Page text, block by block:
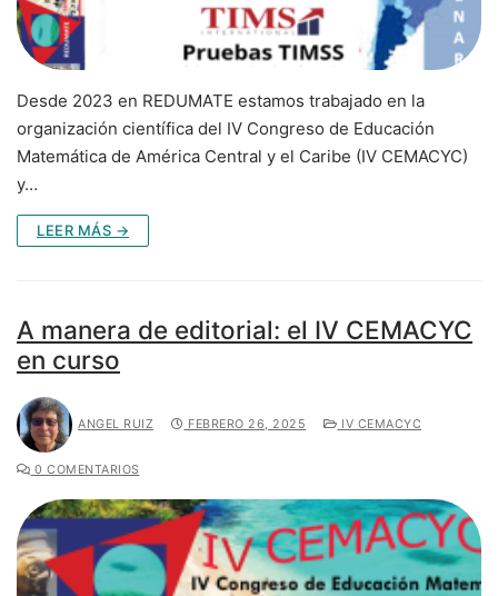
Desde 2023 en REDUMATE estamos trabajado en la
organización científica del IV Congreso de Educación
Matemática de América Central y el Caribe (IV CEMACYC)
y…
LEER MÁS →
A manera de editorial: el IV CEMACYC
en curso
ANGEL RUIZ FEBRERO 26, 2025 IV CEMACYC
0 COMENTARIOS